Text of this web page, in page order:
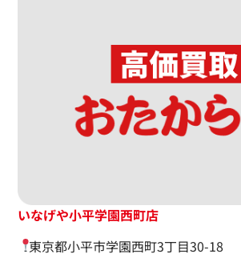
いなげや小平学園西町店
東京都小平市学園西町3丁目30-18